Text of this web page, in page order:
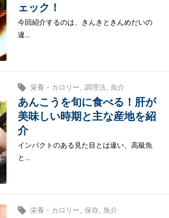
ェック！
今回紹介するのは、きんきときんめだいの
違...
栄養・カロリー 調理法, 魚介
あんこうを旬に食べる！肝が
美味しい時期と主な産地を紹
介
インパクトのある見た目とは違い、高級魚
と...
栄養・カロリー 保存, 魚介